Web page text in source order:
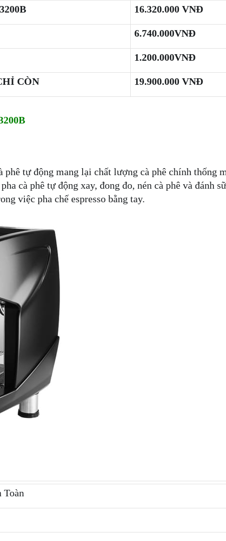
16.320.000 VNĐ
6.740.000VNĐ
1.200.000VNĐ
CÒN 19.900.000 VNĐ
tự động mang lại chất lượng cà phê chính thống
cà phê tự động xay, đong đo, nén cà phê và đánh
việc pha chế espresso bằng tay.
Toàn